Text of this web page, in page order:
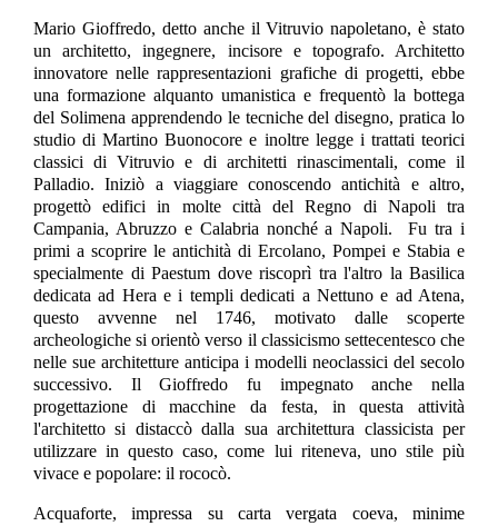
Mario Gioffredo, detto anche il Vitruvio napoletano, è stato
un architetto, ingegnere, incisore e topografo. Architetto
innovatore nelle rappresentazioni grafiche di progetti, ebbe
una formazione alquanto umanistica e frequentò la bottega
del Solimena apprendendo le tecniche del disegno, pratica lo
studio di Martino Buonocore e inoltre legge i trattati teorici
classici di Vitruvio e di architetti rinascimentali, come il
Palladio. Iniziò a viaggiare conoscendo antichità e altro,
progettò edifici in molte città del Regno di Napoli tra
Campania, Abruzzo e Calabria nonché a Napoli. Fu tra i
primi a scoprire le antichità di Ercolano, Pompei e Stabia e
specialmente di Paestum dove riscoprì tra l'altro la Basilica
dedicata ad Hera e i templi dedicati a Nettuno e ad Atena,
questo avvenne nel 1746, motivato dalle scoperte
archeologiche si orientò verso il classicismo settecentesco che
nelle sue architetture anticipa i modelli neoclassici del secolo
successivo. Il Gioffredo fu impegnato anche nella
progettazione di macchine da festa, in questa attività
l'architetto si distaccò dalla sua architettura classicista per
utilizzare in questo caso, come lui riteneva, uno stile più
vivace e popolare: il rococò.
Acquaforte, impressa su carta vergata coeva, minime